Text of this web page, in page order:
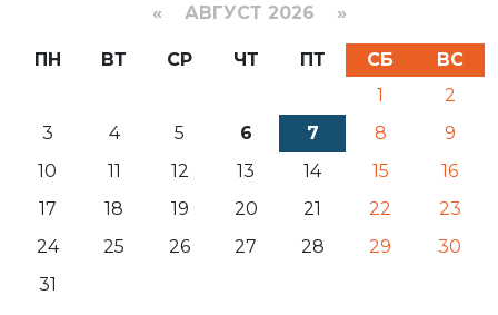
« АВГУСТ 2026 »
ПН ВТ СР ЧТ ПТ СБ
ВС
1
2
3
4 5 6 7 8
9
10
11 12 13 14 15
16
17
18 19 20 21 22
23
24
25 26 27 28 29
30
31